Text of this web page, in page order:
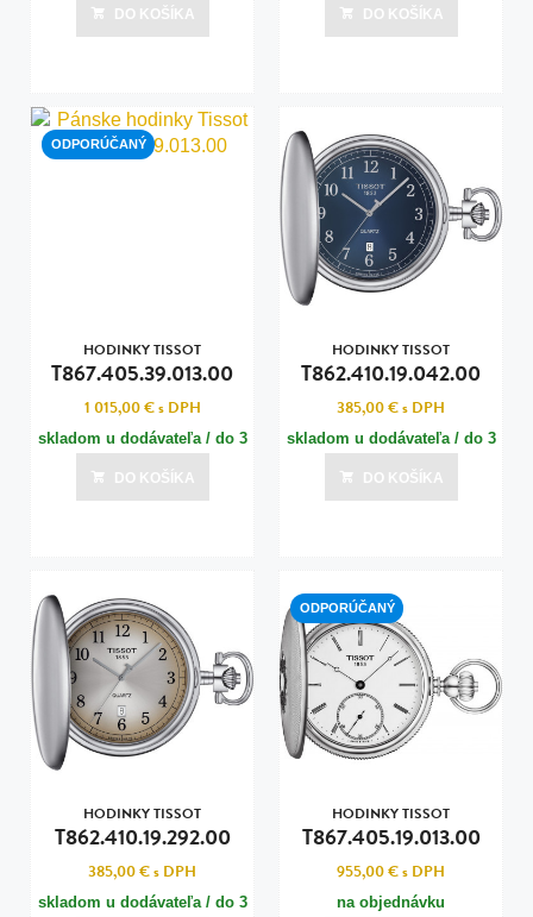
dní
Posledná aktualizácia dnes o 10:01
DO KOŠÍKA
dní
Posledná aktualizácia dnes o 10:00
DO KOŠÍKA
ODPORÚČANÝ
HODINKY TISSOT
T867.405.39.013.00
1 015,00 €s DPH
skladom u dodávateľa / do 3
dní
Posledná aktualizácia dnes o 10:00
DO KOŠÍKA
HODINKY TISSOT
T862.410.19.042.00
385,00 €s DPH
skladom u dodávateľa / do 3
dní
Posledná aktualizácia dnes o 10:00
DO KOŠÍKA
HODINKY TISSOT
T862.410.19.292.00
385,00 €s DPH
skladom u dodávateľa / do 3
ODPORÚČANÝ
HODINKY TISSOT
T867.405.19.013.00
955,00 €s DPH
na objednávku